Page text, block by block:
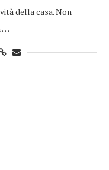
della casa. Non
…